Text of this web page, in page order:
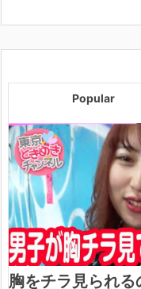
Popular
胸をチラ見られ